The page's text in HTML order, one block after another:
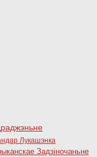
Лукашэнка
Задзіночаньне